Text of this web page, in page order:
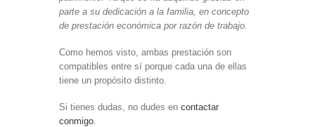
parte a su dedicación a la familia, en concepto
de prestación económica por razón de trabajo.
Como hemos visto, ambas prestación son
compatibles entre sí porque cada una de ellas
tiene un propósito distinto.
Si tienes dudas, no dudes en contactar
conmigo.